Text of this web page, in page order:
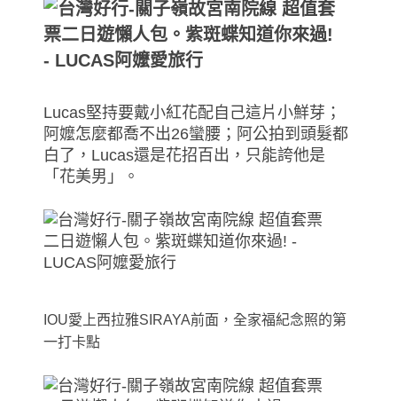
Lucas堅持要戴小紅花配自己這片小鮮芽；
阿嬤怎麼都喬不出26蠻腰；阿公拍到頭髮都
白了，Lucas還是花招百出，只能誇他是
「花美男」。
IOU愛上西拉雅SIRAYA前面，全家福紀念照的第
一打卡點